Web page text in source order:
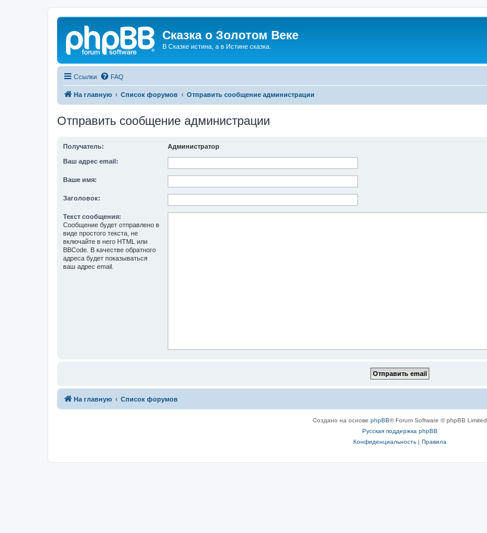
Сказка о Золотом Веке
В Сказке истина, а в Истине сказка.
Ссылки FAQ
На главную Список форумов Отправить сообщение администрации
Отправить сообщение администрации
Получатель: Администратор
Ваш адрес email:
Ваше имя:
Заголовок:
Текст сообщения:
Сообщение будет отправлено в
виде простого текста, не
включайте в него HTML или
BBCode. В качестве обратного
адреса будет показываться
ваш адрес email.
На главную Список форумов
Создано на основе phpBB® Forum Software © phpBB Limited
Русская поддержка phpBB
Конфиденциальность| Правила